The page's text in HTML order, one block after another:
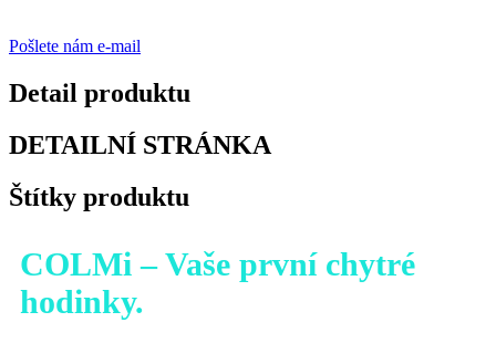
Pošlete nám e-mail
Detail produktu
DETAILNÍ STRÁNKA
Štítky produktu
COLMi – Vaše první chytré
hodinky.